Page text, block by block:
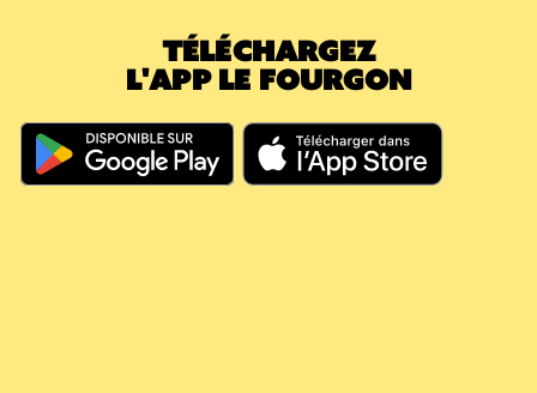
En résumé, même si vous dépassez les 60
jours, votre argent continue à travailler pour
vous, il couvre vos futures consignes et vous
évite de nouveaux débits.
TÉLÉCHARGEZ
L'APP LE FOURGON